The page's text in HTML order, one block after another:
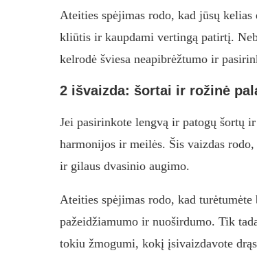
Ateities spėjimas rodo, kad jūsų
kliūtis ir kaupdami vertingą patirtį.
kelrodė šviesa neapibrėžtumo ir
2 išvaizda: šortai ir rožinė
Jei pasirinkote lengvą ir patogų šortų
harmonijos ir meilės. Šis vaizdas
ir gilaus dvasinio augimo.
Ateities spėjimas rodo, kad
pažeidžiamumo ir nuoširdumo. Tik
tokiu žmogumi, kokį įsivaizdavote